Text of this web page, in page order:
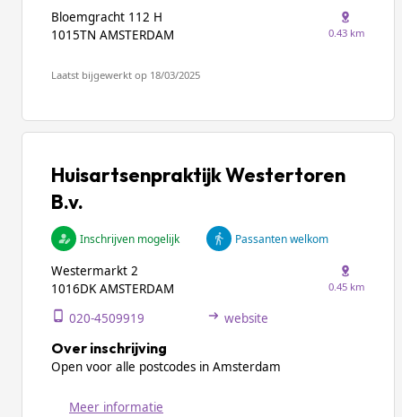
Bloemgracht 112 H
1015TN AMSTERDAM
0.43 km
Laatst bijgewerkt op 18/03/2025
Huisartsenpraktijk Westertoren
B.v.
Inschrijven mogelijk Passanten welkom
Westermarkt 2
1016DK AMSTERDAM
0.45 km
020-4509919 website
Over inschrijving
Open voor alle postcodes in Amsterdam
Meer informatie